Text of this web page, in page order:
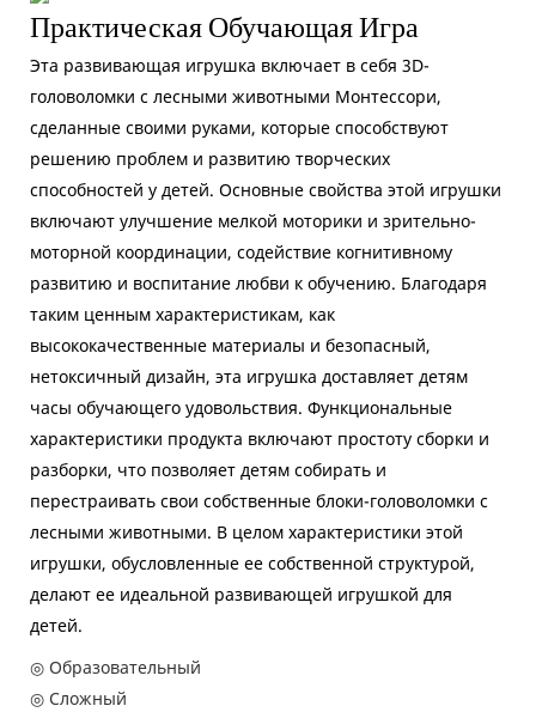
Практическая Обучающая Игра
Эта развивающая игрушка включает в себя 3D-
головоломки с лесными животными Монтессори,
сделанные своими руками, которые способствуют
решению проблем и развитию творческих
способностей у детей. Основные свойства этой игрушки
включают улучшение мелкой моторики и зрительно-
моторной координации, содействие когнитивному
развитию и воспитание любви к обучению. Благодаря
таким ценным характеристикам, как
высококачественные материалы и безопасный,
нетоксичный дизайн, эта игрушка доставляет детям
часы обучающего удовольствия. Функциональные
характеристики продукта включают простоту сборки и
разборки, что позволяет детям собирать и
перестраивать свои собственные блоки-головоломки с
лесными животными. В целом характеристики этой
игрушки, обусловленные ее собственной структурой,
делают ее идеальной развивающей игрушкой для
детей.
◎ Образовательный
◎ Сложный